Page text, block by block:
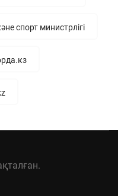
спорт министрлігі